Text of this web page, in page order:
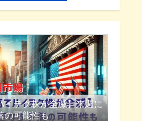
イテク株が全滅】来週に
の可能性も